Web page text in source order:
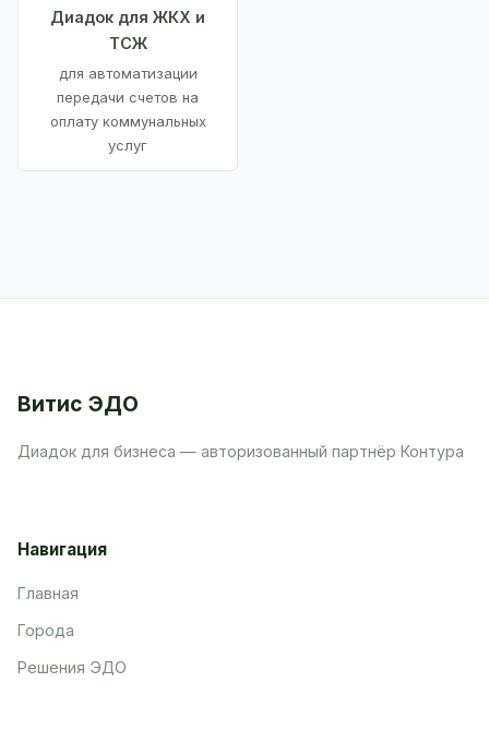
Диадок для ЖКХ и
ТСЖ
для автоматизации
передачи счетов на
оплату коммунальных
услуг
Витис ЭДО
Диадок для бизнеса — авторизованный партнёр Контура
Навигация
Главная
Города
Решения ЭДО